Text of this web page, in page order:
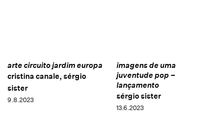
arte circuito jardim europa
cristina canale, sérgio
sister
9.8.2023
imagens de uma
juventude pop –
lançamento
sérgio sister
13.6.2023